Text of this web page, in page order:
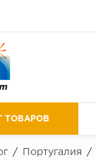
ТОВАРОВ
/ Португалия /